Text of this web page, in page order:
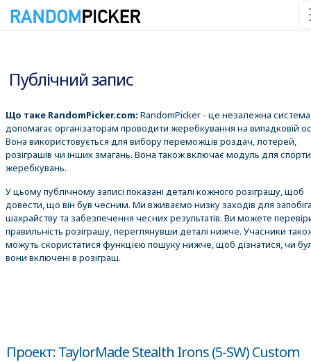
Публічний запис
Що таке RandomPicker.com: RandomPicker - це незалежна
допомагає організаторам проводити жеребкування на випадковій
Вона використовується для вибору переможців роздач, лотерей,
розіграшів чи інших змагань. Вона також включає модуль для
жеребкувань.
У цьому публічному записі показані деталі кожного розіграшу, щоб
довести, що він був чесним. Ми вживаємо низку заходів для
шахрайству та забезпечення чесних результатів. Ви можете
правильність розіграшу, переглянувши деталі нижче. Учасники
можуть скористатися функцією пошуку нижче, щоб дізнатися, чи
вони включені в розіграш.
Проект: TaylorMade Stealth Irons (5-SW) Custom